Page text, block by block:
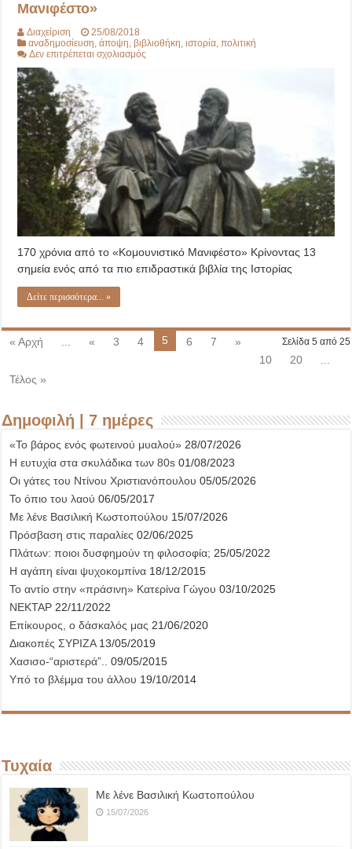
Μανιφέστο»
Διαχείριση
25/08/2018
αναδημοσίευση,άποψη,βιβλιοθήκη,ιστορία,πολιτική
Δεν επιτρέπεται σχολιασμός
για
το
«Κομουνιστικό
Μανιφέστο»
170 χρόνια από το «Κομουνιστικό Μανιφέστο» Κρίνοντας 13
σημεία ενός από τα πιο επιδραστικά βιβλία της Ιστορίας
Δείτε περισσότερα... »
Σελίδα 5 από 25
« Αρχή « 3 4 5 6 7
»
10
20
Τέλος »
Δημοφιλή | 7 ημέρες
«Το βάρος ενός φωτεινού μυαλού» 28/07/2026
Η ευτυχία στα σκυλάδικα των 80s 01/08/2023
Οι γάτες του Ντίνου Χριστιανόπουλου 05/05/2026
Το όπιο του λαού 06/05/2017
Με λένε Βασιλική Κωστοπούλου 15/07/2026
Πρόσβαση στις παραλίες 02/06/2025
Πλάτων: ποιοι δυσφημούν τη φιλοσοφία; 25/05/2022
Η αγάπη είναι ψυχοκομπίνα 18/12/2015
Το αντίο στην «πράσινη» Κατερίνα Γώγου 03/10/2025
ΝΕΚΤΑΡ 22/11/2022
Επίκουρος, ο δάσκαλός μας 21/06/2020
Διακοπές ΣΥΡΙΖΑ13/05/2019
Χασισο-“αριστερά”..
09/05/2015
Υπό το βλέμμα του άλλου 19/10/2014
Τυχαία
Με λένε Βασιλική Κωστοπούλου
15/07/2026